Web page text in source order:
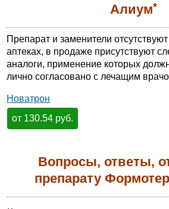
Алиум*
Препарат и заменители
аптеках, в продаже присутствуют
аналоги, применение которых
лично согласовано с лечащим
Новатрон
от 130.54 руб.
Вопросы, ответы,
препарату